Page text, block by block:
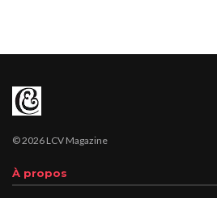
© 2026 LCV Magazine
À propos